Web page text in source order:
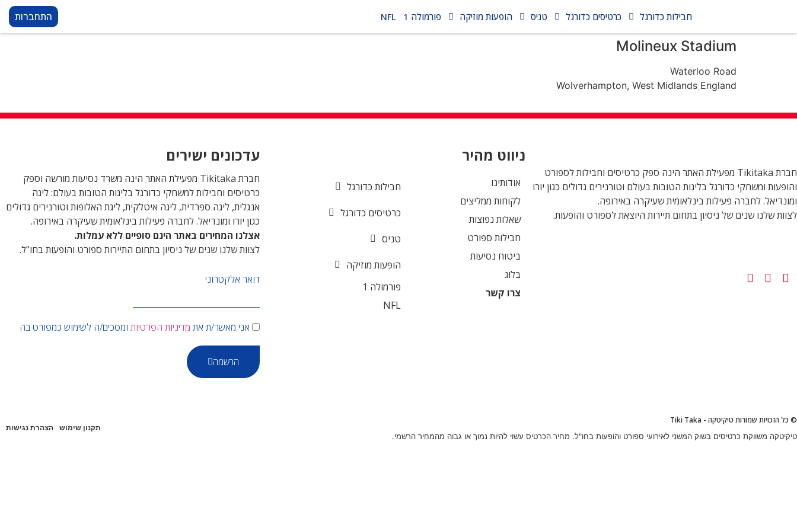
חבילות כדורגל כרטיסים כדורגל טניס הופעות מוזיקה פורמולה 1 NFL התחברות
Molineux Stadium
Waterloo Road
Wolverhampton, West Midlands England
חברת Tikitaka מפעילת האתר הינה ספק כרטיסים וחבילות לספורט
והופעות ומשחקי כדורגל בליגות הטובות בעולם וטורנירים גדולים כגון יורו
ומונדיאל. לחברה פעילות בינלאומית שעיקרה באירופה.
לצוות שלנו שנים של ניסיון בתחום תיירות היוצאת לספורט והופעות.
ניווט מהיר
אודותינו
לקוחות ממליצים
שאלות נפוצות
חבילות ספורט
ביטוח נסיעות
בלוג
צרו קשר
חבילות כדורגל
כרטיסים כדורגל
טניס
הופעות מוזיקה
פורמולה 1
NFL
עדכונים ישירים
חברת Tikitaka מפעילת האתר הינה משרד נסיעות מורשה וספק
כרטיסים וחבילות למשחקי כדורגל בליגות הטובות בעולם: ליגה
אנגלית, ליגה ספרדית, ליגה איטלקית, ליגת האלופות וטורנירים גדולים
כגון יורו ומונדיאל. לחברה פעילות בינלאומית שעיקרה באירופה.
אצלנו המחירים באתר הינם סופיים ללא עמלות.
לצוות שלנו שנים של ניסיון בתחום התיירות ספורט והופעות בחו"ל.
דואר אלקטרוני
אני מאשר/ת את מדיניות הפרטיותומסכים/ה לשימוש כמפורט בה
הרשמה
© כל הזכויות שמורות טיקיטקה - Tiki Taka
טיקיטקה משווקת כרטיסים בשוק המשני לאירועי ספורט והופעות בחו"ל. מחיר הכרטיס עשוי להיות נמוך או גבוה מהמחיר הרשמי.
תקנון שימוש הצהרת נגישות